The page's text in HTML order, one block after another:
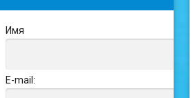
Имя
E-mail: